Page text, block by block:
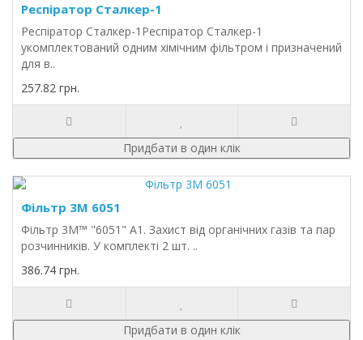
Респіратор Сталкер-1
Респіратор Сталкер-1Респіратор Сталкер-1
укомплектований одним хімічним фільтром і призначений
для в..
257.82 грн.
Придбати в один клік
Фільтр 3M 6051
Фільтр 3M™ "6051" А1. Захист від органічних газів та пар
розчинників. У комплекті 2 шт. ..
386.74 грн.
Придбати в один клік